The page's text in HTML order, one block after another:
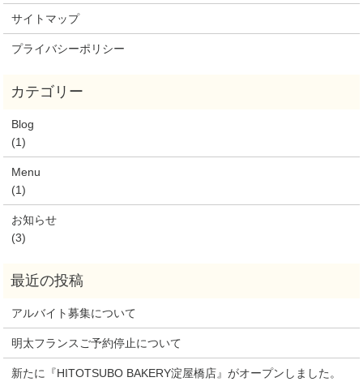
サイトマップ
プライバシーポリシー
Blog
(1)
Menu
(1)
お知らせ
(3)
アルバイト募集について
明太フランスご予約停止について
新たに『HITOTSUBO BAKERY淀屋橋店』がオープンしました。